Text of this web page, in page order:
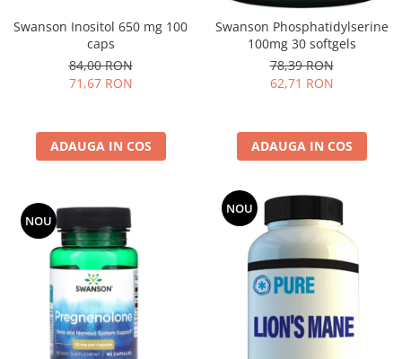
Swanson Inositol 650 mg 100
caps
84,00 RON
71,67 RON
ADAUGA IN COS
Swanson Phosphatidylserine
100mg 30 softgels
78,39 RON
62,71 RON
ADAUGA IN COS
NOU
NOU